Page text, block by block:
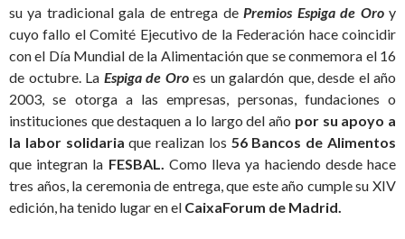
su ya tradicional gala de entrega dePremios Espiga de Oroy
cuyo fallo el Comité Ejecutivo de la Federación hace coincidir
con el Día Mundial de la Alimentación que se conmemora el 16
de octubre. La Espiga de Oroes un galardón que, desde el año
2003, se otorga a las empresas, personas, fundaciones o
instituciones que destaquen a lo largo del año por su apoyo a
la labor solidaria que realizan los 56 Bancos de Alimentos
que integran la FESBAL. Como lleva ya haciendo desde hace
tres años, la ceremonia de entrega, que este año cumple su XIV
edición, ha tenido lugar en el CaixaForum de Madrid.